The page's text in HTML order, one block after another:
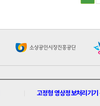
고정형 영상정보처리기기